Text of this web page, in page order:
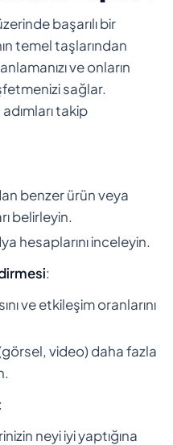
başarılı bir
temel taşlarından
ve onların
sağlar.
takip
benzer ürün veya
belirleyin.
hesaplarını inceleyin.
:
ve etkileşim oranlarını
video) daha fazla
:
neyi iyi yaptığına